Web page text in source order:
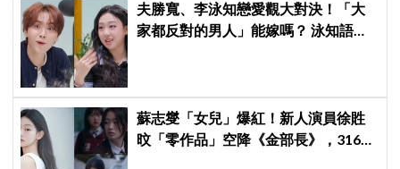
夫勝寬、李泳知戀愛觀大對決！「大
家都反對的男人」能嫁嗎？ 泳知語出
蘇志燮「女兒」爆紅！新人演員徐貹
旼「零作品」空降《金部長》，316萬